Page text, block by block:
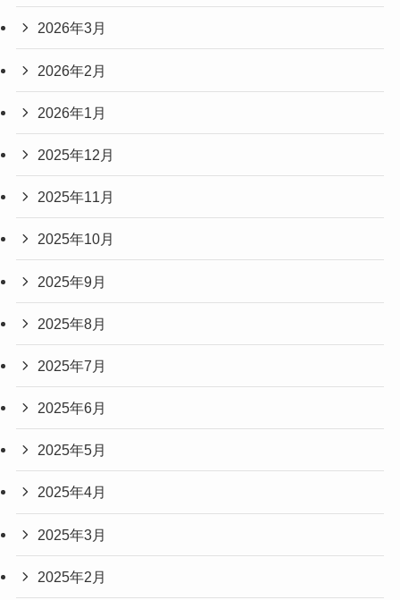
2026年3月
2026年2月
2026年1月
2025年12月
2025年11月
2025年10月
2025年9月
2025年8月
2025年7月
2025年6月
2025年5月
2025年4月
2025年3月
2025年2月